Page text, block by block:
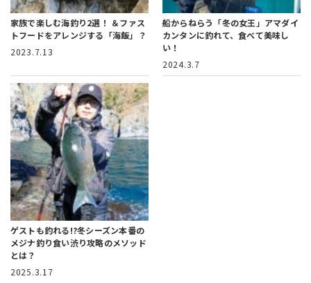
家族で楽しむ海釣り2選！ ＆ファス
トフードをアレンジする「海飯」？
2023.7.13
船からねらう「冬の女王」アマダイ
カンタンに釣れて、食べて美味し
い！
2024.3.7
ゲストも釣れる!?冬シーズン本番の
メジナ釣り食い渋り攻略のメソッド
とは？
2025.3.17